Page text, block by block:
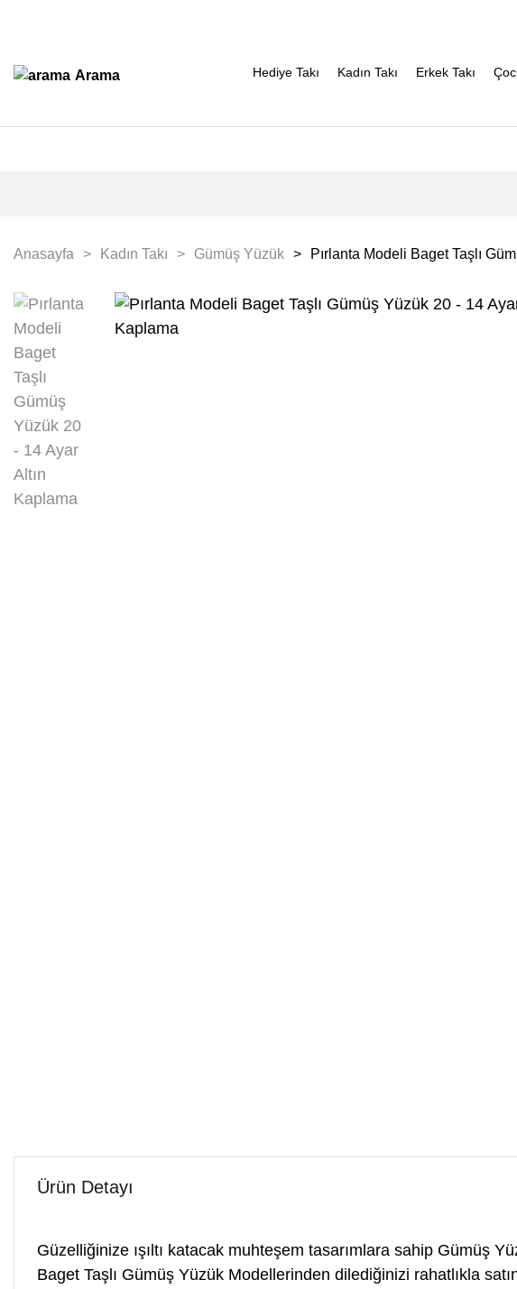
Arama Hediye Takı Kadın Takı Erkek Takı
Anasayfa Kadın Takı Gümüş Yüzük Pırlanta Modeli Baget Taşlı
Ürün Detayı
Güzelliğinize ışıltı katacak muhteşem tasarımlara sahip Gümüş
Baget Taşlı Gümüş Yüzük Modellerinden dilediğinizi rahatlıkla